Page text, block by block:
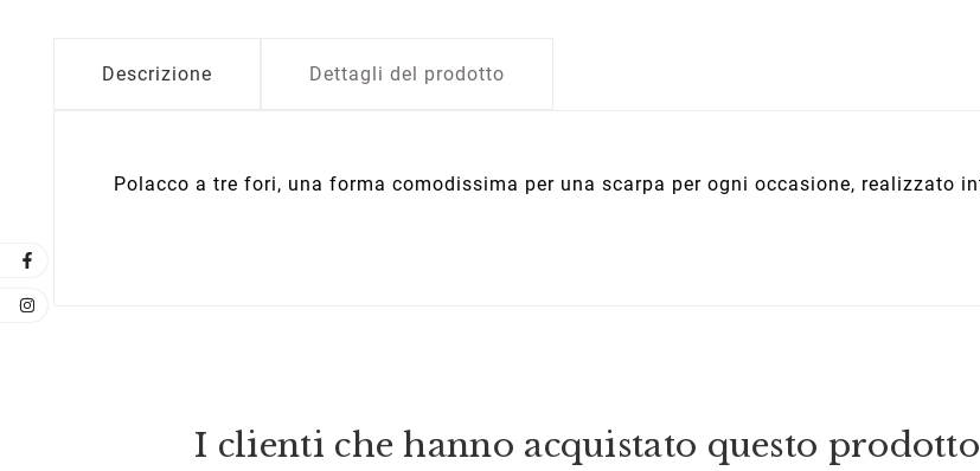
Descrizione Dettagli del prodotto
Polacco a tre fori, una forma comodissima per una scarpa per ogni occasione, realizzato
I clienti che hanno acquistato questo